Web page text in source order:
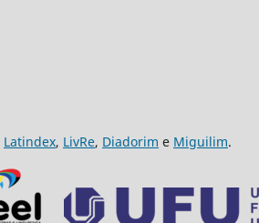
Latindex, LivRe, Diadorim e Miguilim.